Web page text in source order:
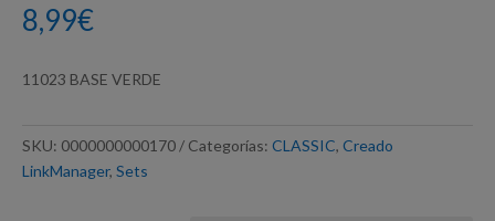
8,99€
11023 BASE VERDE
SKU: 0000000000170 Categorías: CLASSIC, Creado
LinkManager, Sets